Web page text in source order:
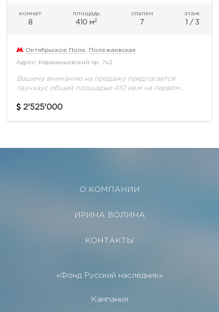
комнат
8
площадь
410 м2
спален
7
этаж
1 / 3
Октябрьское Поле Полежаевская
Адрес: Карамышевский пр. 7к2
Вашему вниманию на продажу предлагается
таунхаус общей площадью 410 кв.м на первом
Практически построен заново. Лучшее
2'525'000
О КОМПАНИИ
ИРИНА ВОЛИНА
КОНТАКТЫ
«Фонд Русский наследник»
Кампания